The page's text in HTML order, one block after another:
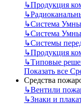
↳Продукция
↳
↳Система
↳Система
↳Системы
↳Продукция
↳Типовые
Показать все
Средства
↳Вентили
↳Знаки и